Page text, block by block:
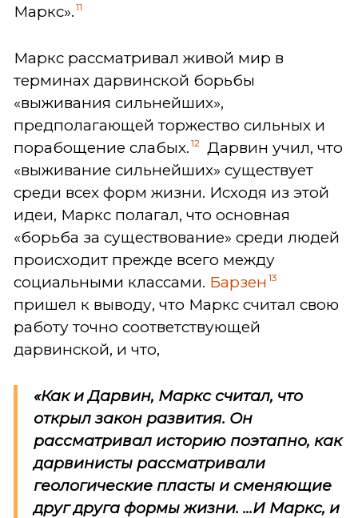
Маркс». 11
Маркс рассматривал живой мир в
терминах дарвинской борьбы
«выживания сильнейших»,
предполагающей торжество сильных и
порабощение слабых. 12 Дарвин учил, что
«выживание сильнейших» существует
среди всех форм жизни. Исходя из этой
идеи, Маркс полагал, что основная
«борьба за существование» среди людей
происходит прежде всего между
социальными классами. Барзен 13
пришел к выводу, что Маркс считал свою
работу точно соответствующей
дарвинской, и что,
«Как и Дарвин, Маркс считал, что
открыл закон развития. Он
рассматривал историю поэтапно, как
дарвинисты рассматривали
геологические пласты и сменяющие
друг друга формы жизни. ...И Маркс, и